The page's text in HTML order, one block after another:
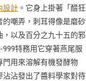
設計 。它身上掛著「醋狂
嘲弄，刺耳得像是磨砂
以及百分之九十五的邪
特務用它穿著燕尾服
用來溶解有機發酵物
沾發出了醬料學家對待